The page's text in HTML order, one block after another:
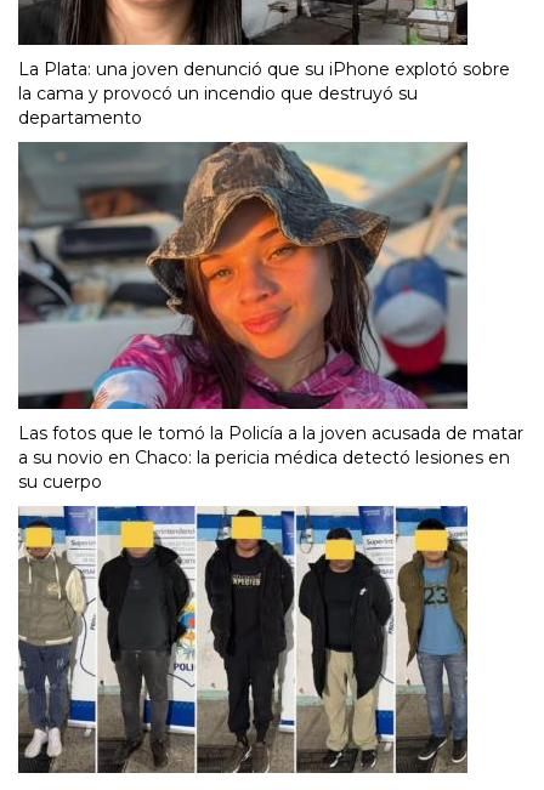
La Plata: una joven denunció que su iPhone explotó sobre
la cama y provocó un incendio que destruyó su
departamento
Las fotos que le tomó la Policía a la joven acusada de matar
a su novio en Chaco: la pericia médica detectó lesiones en
su cuerpo